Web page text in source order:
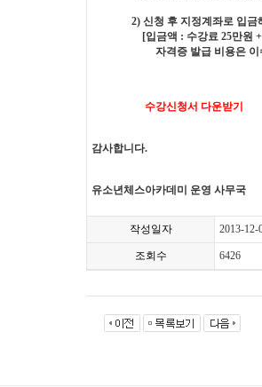
2) 신청 후 지정계좌로 입금해
[입금액 : 수강료 25만원 + 교
자격증 발급 비용은
수강신청서 다운받기
감사합니다.
유소년체스아카데미 운영 사무국
작성일자 2013-12-
조회수 6426